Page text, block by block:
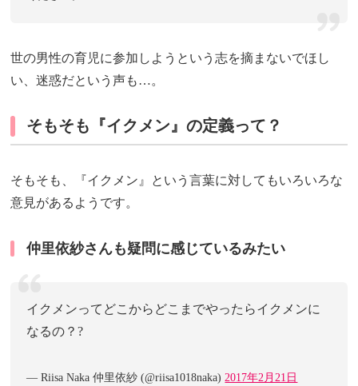
世の男性の育児に参加しようという志を摘まないでほし
い、迷惑だという声も…。
そもそも『イクメン』の定義って？
そもそも、『イクメン』という言葉に対してもいろいろな
意見があるようです。
仲里依紗さんも疑問に感じているみたい
イクメンってどこからどこまでやったらイクメンに
なるの？?
— Riisa Naka 仲里依紗 (@riisa1018naka)2017年2月21日